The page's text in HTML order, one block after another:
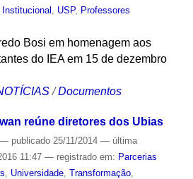
Institucional USP, Professores
Bosi em homenagem aos
do IEA em 15 de dezembro
/Documentos
reúne diretores dos Ubias
— publicado25/11/2014 — última
11:47 — registrado em: Parcerias
Universidade, Transformação,